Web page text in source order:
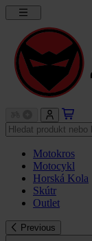
Motokros
Motocykl
Horská Kola
Skútr
Outlet
Previous